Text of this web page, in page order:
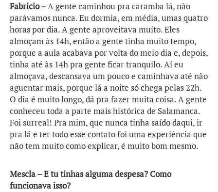
Fabricio –A gente caminhou pra caramba lá, não
parávamos nunca. Eu dormia, em média, umas quatro
horas por dia. A gente aproveitava muito. Eles
almoçam às 14h, então a gente tinha muito tempo,
porque a aula acabava por volta do meio dia e, depois,
tinha até às 14h pra gente ficar tranquilo. Aí eu
almoçava, descansava um pouco e caminhava até não
aguentar mais, porque lá a noite só chega pelas 22h.
O dia é muito longo, dá pra fazer muita coisa. A gente
conheceu toda a parte mais histórica de Salamanca.
Foi surreal! Pra mim, que nunca tinha saído daqui, ir
pra lá e ter todo esse contato foi uma experiência que
não tem muito como explicar, é muito bom mesmo.
Mescla – E tu tinhas alguma despesa? Como
funcionava isso?